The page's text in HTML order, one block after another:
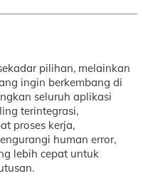
pilihan, melainkan
ingin berkembang di
seluruh aplikasi
terintegrasi,
proses kerja,
human error,
lebih cepat untuk